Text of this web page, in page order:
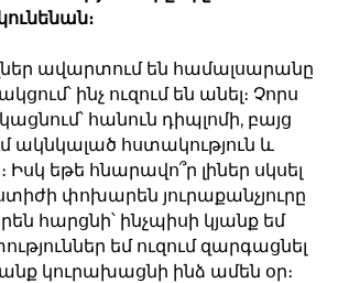
ավարտում են համալսարանը
ինչ ուզում են անել։ Չորս
հանուն դիպլոմի, բայց
ակնկալած հստակություն և
Իսկ եթե հնարավո՞ր լիներ սկսել
փոխարեն յուրաքանչյուրը
հարցնի՝ ինչպիսի կյանք եմ
եմ ուզում զարգացնել
կուրախացնի ինձ ամեն օր։